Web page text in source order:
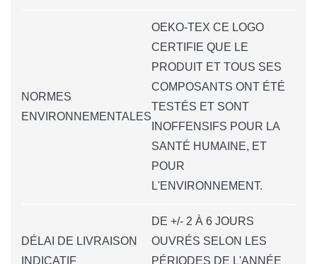
NORMES
ENVIRONNEMENTALES
OEKO-TEX CE LOGO
CERTIFIE QUE LE
PRODUIT ET TOUS SES
COMPOSANTS ONT ÉTÉ
TESTÉS ET SONT
INOFFENSIFS POUR LA
SANTÉ HUMAINE, ET
POUR
L'ENVIRONNEMENT.
DÉLAI DE LIVRAISON
INDICATIF
DE +/- 2 À 6 JOURS
OUVRÉS SELON LES
PÉRIODES DE L'ANNÉE